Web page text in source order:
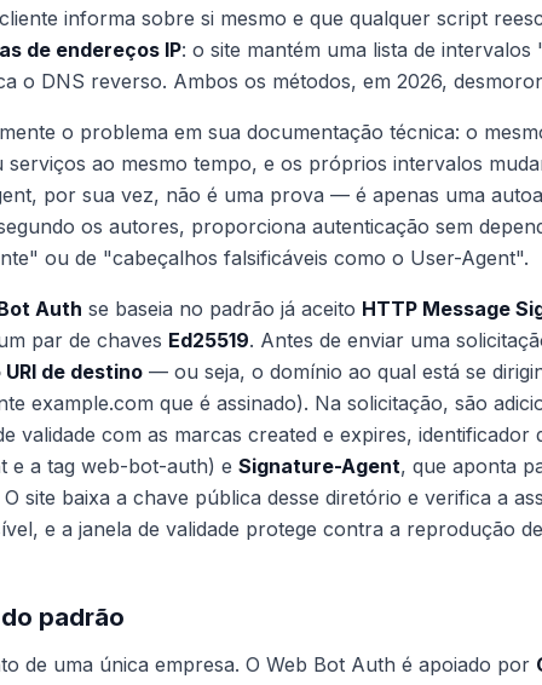
informa sobre si mesmo e que qualquer script
de endereços IP: o site mantém uma lista de
o DNS reverso. Ambos os métodos, em 2026,
o problema em sua documentação técnica: o
ao mesmo tempo, e os próprios intervalos
por sua vez, não é uma prova — é apenas uma
os autores, proporciona autenticação sem
ou de "cabeçalhos falsificáveis como o User-Agent".
Auth se baseia no padrão já aceito HTTP Message
par de chaves Ed25519. Antes de enviar uma
de destino — ou seja, o domínio ao qual está se
example.com que é assinado). Na solicitação, são
validade com as marcas created e expires, identificador
e a tag web-bot-auth) e Signature-Agent, que aponta
site baixa a chave pública desse diretório e verifica a
e a janela de validade protege contra a reprodução
padrão
de uma única empresa. O Web Bot Auth é apoiado por